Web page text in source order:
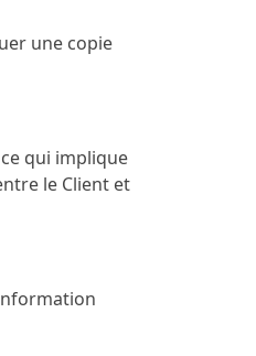
une copie
qui implique
le Client et